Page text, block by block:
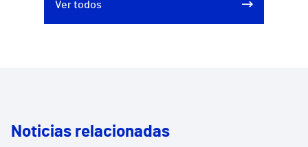
Ver todos
Noticias relacionadas